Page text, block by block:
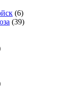
(6)
(39)